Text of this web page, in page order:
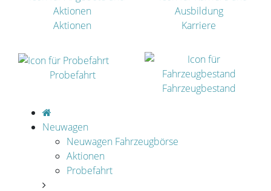
Neuwagen
Neuwagen Fahrzeugbörse
Aktionen
Probefahrt
Aktionen Karriere
Probefahrt
Fahrzeugbestand